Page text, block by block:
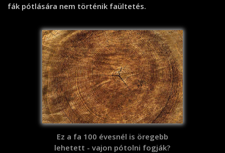
fák pótlására nem történik faültetés.
Ez a fa 100 évesnél is öregebb
lehetett - vajon pótolni fogják?